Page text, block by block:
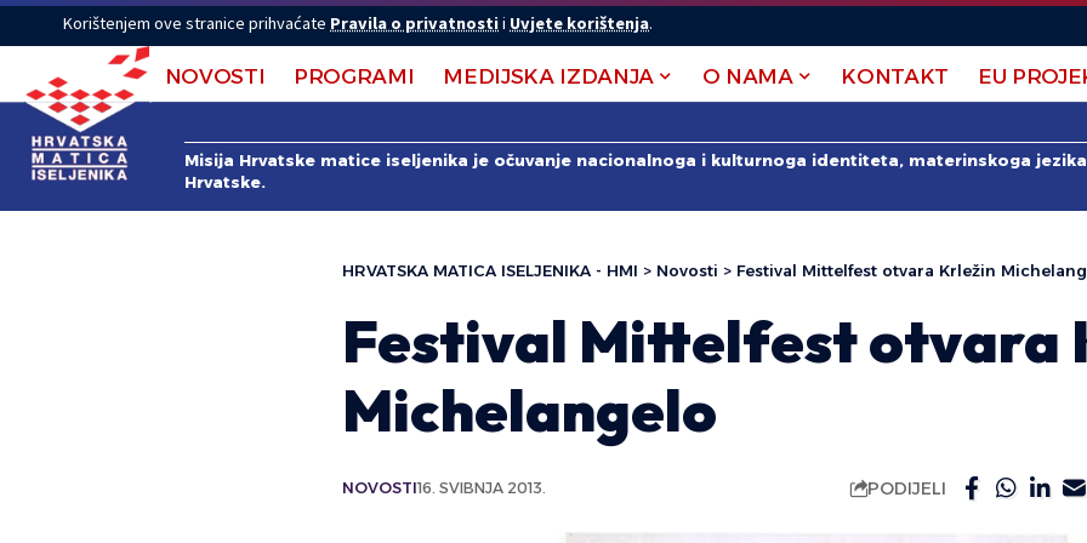
Korištenjem ove stranice prihvaćate Pravila o privatnostii Uvjete korištenja.
NOVOSTI PROGRAMI MEDIJSKA IZDANJA O NAMA KONTAKT EU
Misija Hrvatske matice iseljenika je očuvanje nacionalnoga i kulturnoga identiteta, materinskoga
Hrvatske.
HRVATSKA MATICA ISELJENIKA - HMI > Novosti > Festival Mittelfest otvara Krležin
Festival Mittelfest otvara
Michelangelo
NOVOSTI16. SVIBNJA 2013. PODIJELI